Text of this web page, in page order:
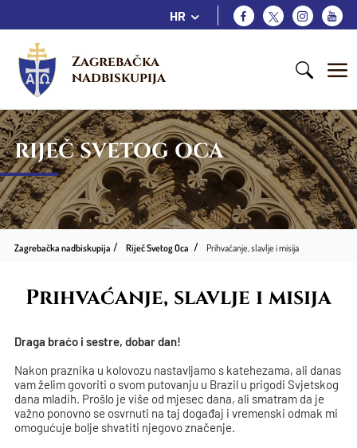
HR
Zagrebačka
nadbiskupija
RIJEČ SVETOG OCA
Zagrebačka nadbiskupija Riječ Svetog Oca Prihvaćanje, slavlje i misija
Prihvaćanje, slavlje i misija
Draga braćo i sestre, dobar dan!
Nakon praznika u kolovozu nastavljamo s katehezama, ali danas
vam želim govoriti o svom putovanju u Brazil u prigodi Svjetskog
dana mladih. Prošlo je više od mjesec dana, ali smatram da je
važno ponovno se osvrnuti na taj događaj i vremenski odmak mi
omogućuje bolje shvatiti njegovo značenje.